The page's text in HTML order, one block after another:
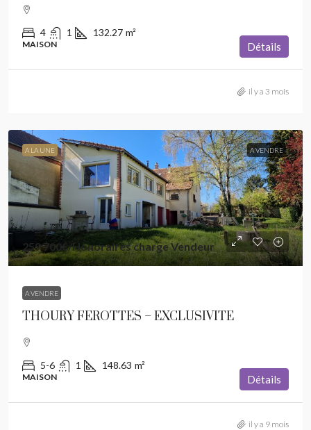
4 1 132.27 m²
MAISON Détails
il y a 3 mois
A LA UNE A VENDRE
259 700€/Honoraires charge Vendeur
A VENDRE
THOURY FEROTTES – EXCLUSIVITE
5-6 1 148.63 m²
MAISON Détails
il y a 9 mois